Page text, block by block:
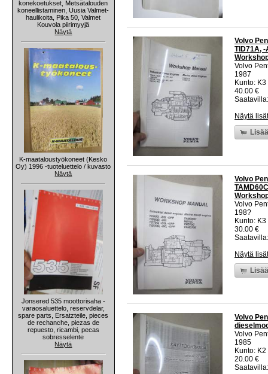
konekoetukset, Metsätalouden
koneellistaminen, Uusia Valmet-
haulikoita, Pika 50, Valmet
Kouvola piirimyyjä
Näytä
K-maataloustyökoneet (Kesko
Oy) 1996 -tuoteluettelo / kuvasto
Näytä
Jonsered 535 moottorisaha -
varaosaluettelo, reservdelar,
spare parts, Ersatzteile, pieces
de rechanche, piezas de
repuesto, ricambi, pecas
sobresselente
Näytä
Volvo
TID71A,
Volvo
1987
Kunto:
40.00 €
Näytä
Volvo
Volvo
198?
Kunto:
30.00 €
Näytä
Volvo
Volvo
1985
Kunto:
20.00 €